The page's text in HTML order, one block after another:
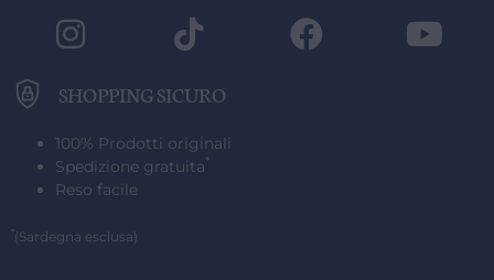
SHOPPING SICURO
100% Prodotti originali
Spedizione gratuita*
Reso facile
*(Sardegna esclusa)